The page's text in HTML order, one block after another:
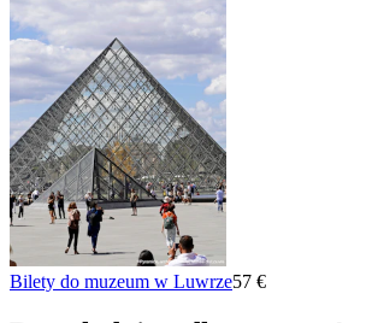
Bilety do muzeum w Luwrze57 €